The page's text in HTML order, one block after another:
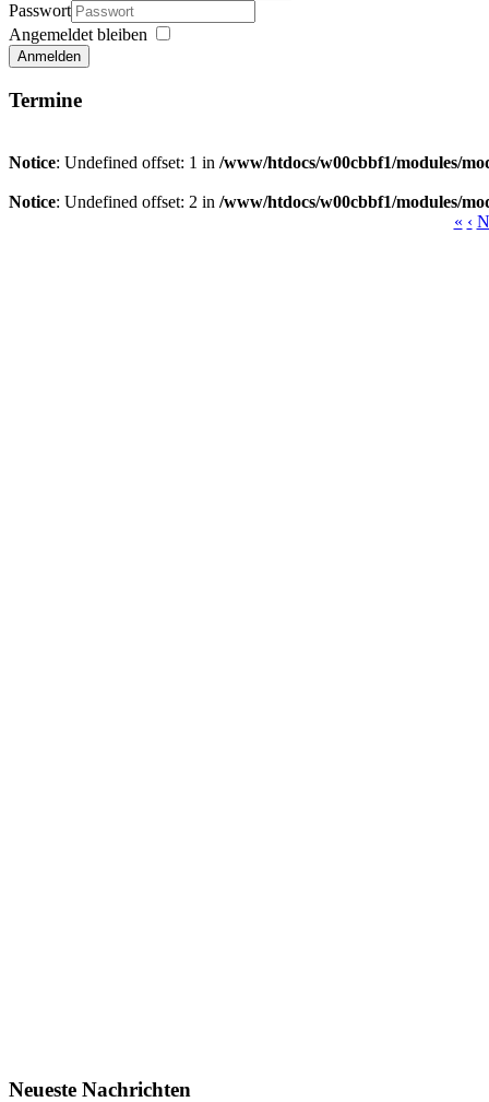
Passwort
Angemeldet bleiben
Anmelden
Termine
Notice: Undefined offset: 1 in /www/htdocs/w00cbbf1/modules/
Notice: Undefined offset: 2 in /www/htdocs/w00cbbf1/modules/
« ‹
Neueste Nachrichten